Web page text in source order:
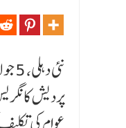
نئی دہلی، 5 جولائی(میرا وطن نیوز )
پردیش